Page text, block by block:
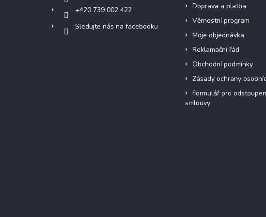
+420 739 002 422
Sledujte nás na facebooku
Doprava a platba
Věrnostní program
Moje objednávka
Reklamační řád
Obchodní podmínky
Zásady ochrany
Formulář pro
smlouvy